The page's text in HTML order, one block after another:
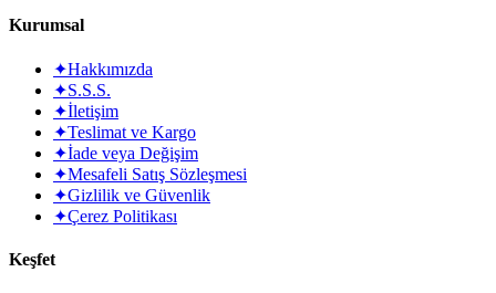
Kurumsal
✦Hakkımızda
✦S.S.S.
✦İletişim
✦Teslimat ve Kargo
✦İade veya Değişim
✦Mesafeli Satış Sözleşmesi
✦Gizlilik ve Güvenlik
✦Çerez Politikası
Keşfet